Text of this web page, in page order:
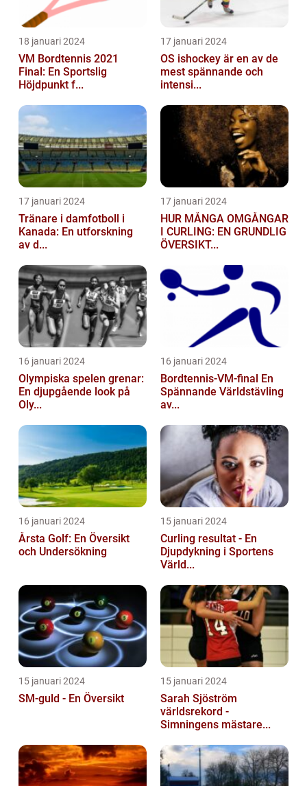
18 januari 2024
VM Bordtennis 2021
Final: En Sportslig
Höjdpunkt f...
17 januari 2024
OS ishockey är en av de
mest spännande och
intensi...
17 januari 2024
Tränare i damfotboll i
Kanada: En utforskning
av d...
17 januari 2024
HUR MÅNGA OMGÅNGAR
I CURLING: EN GRUNDLIG
ÖVERSIKT...
16 januari 2024
Olympiska spelen grenar:
En djupgående look på
Oly...
16 januari 2024
Bordtennis-VM-final En
Spännande Världstävling
av...
16 januari 2024
Årsta Golf: En Översikt
och Undersökning
15 januari 2024
Curling resultat - En
Djupdykning i Sportens
Värld...
15 januari 2024
SM-guld - En Översikt
15 januari 2024
Sarah Sjöström
världsrekord -
Simningens mästare...